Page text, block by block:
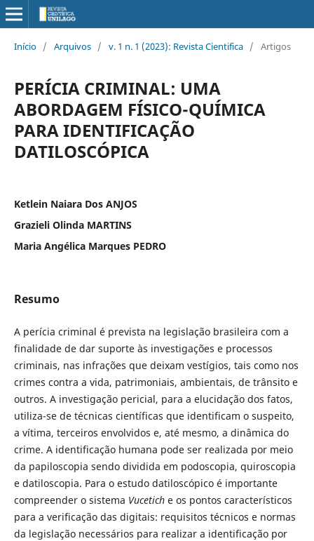
Início / Arquivos / v. 1 n. 1 (2023): Revista Cientifica / Artigos
PERÍCIA CRIMINAL: UMA
ABORDAGEM FÍSICO-QUÍMICA
PARA IDENTIFICAÇÃO
DATILOSCÓPICA
Ketlein Naiara Dos ANJOS
Grazieli Olinda MARTINS
Maria Angélica Marques PEDRO
Resumo
A perícia criminal é prevista na legislação brasileira com a
finalidade de dar suporte às investigações e processos
criminais, nas infrações que deixam vestígios, tais como nos
crimes contra a vida, patrimoniais, ambientais, de trânsito e
outros. A investigação pericial, para a elucidação dos fatos,
utiliza-se de técnicas científicas que identificam o suspeito,
a vítima, terceiros envolvidos e, até mesmo, a dinâmica do
crime. A identificação humana pode ser realizada por meio
da papiloscopia sendo dividida em podoscopia, quiroscopia
e datiloscopia. Para o estudo datiloscópico é importante
compreender o sistema Vucetich e os pontos característicos
para a verificação das digitais: requisitos técnicos e normas
da legislação necessários para realizar a identificação por